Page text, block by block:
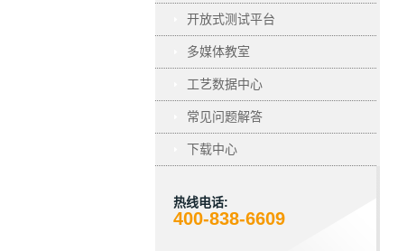
开放式测试平台
多媒体教室
工艺数据中心
常见问题解答
下载中心
热线电话:
400-838-6609